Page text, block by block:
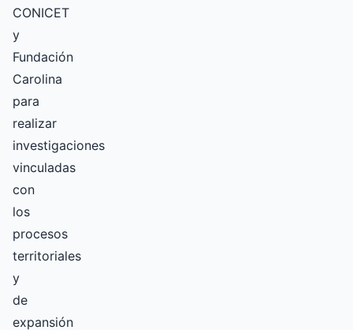
CONICET
y
Fundación
Carolina
para
realizar
investigaciones
vinculadas
con
los
procesos
territoriales
y
de
expansión